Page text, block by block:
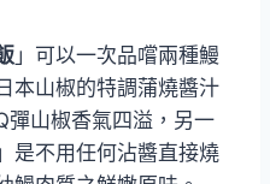
」可以一次品嚐兩種鰻
本山椒的特調蒲燒醬汁
彈山椒香氣四溢，另一
是不用任何沾醬直接燒